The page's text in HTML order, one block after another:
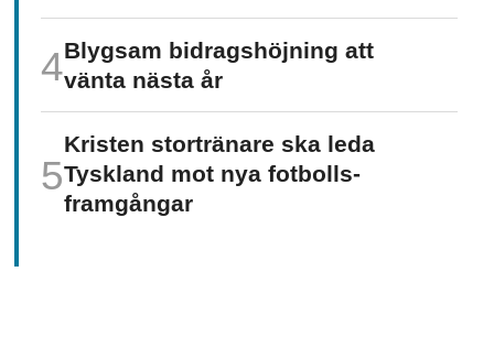
Blygsam bidrags­höjning att
vänta nästa år
Kristen stortränare ska leda
Tyskland mot nya fotbolls­­
framgångar